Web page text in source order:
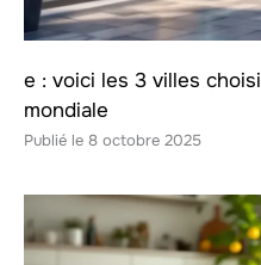
e : voici les 3 villes
mondiale
8 octobre 2025